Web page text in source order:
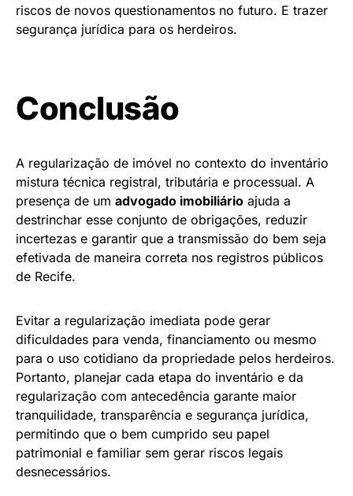
riscos de novos questionamentos no futuro. E trazer
segurança jurídica para os herdeiros.
Conclusão
A regularização de imóvel no contexto do inventário
mistura técnica registral, tributária e processual. A
presença de um advogado imobiliário ajuda a
destrinchar esse conjunto de obrigações, reduzir
incertezas e garantir que a transmissão do bem seja
efetivada de maneira correta nos registros públicos
de Recife.
Evitar a regularização imediata pode gerar
dificuldades para venda, financiamento ou mesmo
para o uso cotidiano da propriedade pelos herdeiros.
Portanto, planejar cada etapa do inventário e da
regularização com antecedência garante maior
tranquilidade, transparência e segurança jurídica,
permitindo que o bem cumprido seu papel
patrimonial e familiar sem gerar riscos legais
desnecessários.